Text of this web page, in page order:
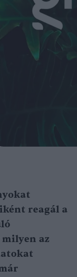
reagál a
az